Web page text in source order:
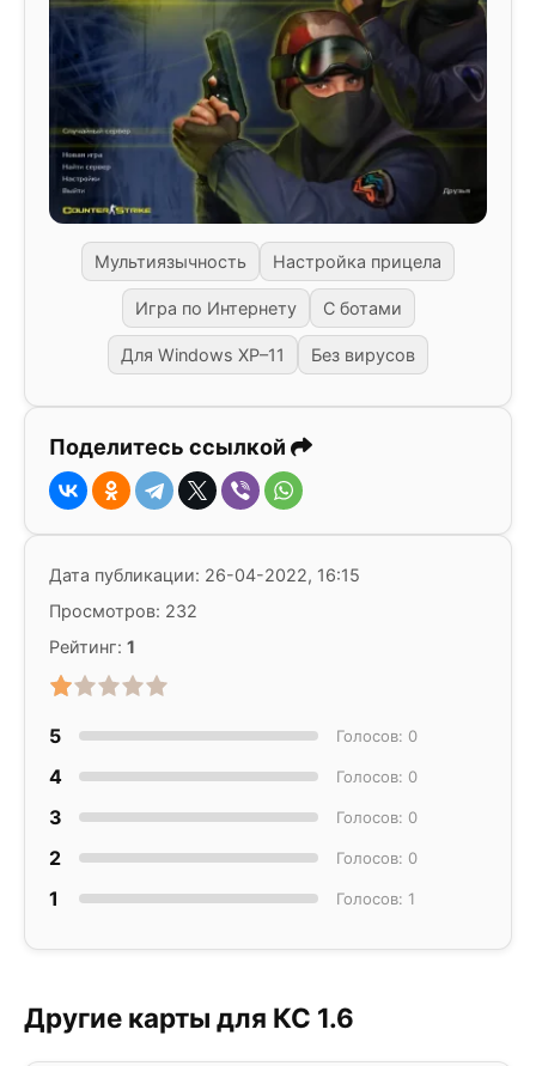
Мультиязычность Настройка прицела
Игра по Интернету С ботами
Для Windows XP–11 Без вирусов
Поделитесь ссылкой
Дата публикации: 26-04-2022, 16:15
Просмотров: 232
Рейтинг: 1
5 Голосов: 0
4 Голосов: 0
3 Голосов: 0
2 Голосов: 0
1 Голосов: 1
Другие карты для КС 1.6